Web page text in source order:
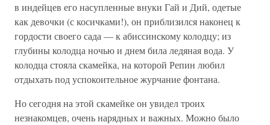
в индейцев его насупленные внуки Гай и Дий, одетые
как девочки (с косичками!), он приблизился наконец к
гордости своего сада — к абиссинскому колодцу; из
глубины колодца ночью и днем била ледяная вода. У
колодца стояла скамейка, на которой Репин любил
отдыхать под успокоительное журчание фонтана.
Но сегодня на этой скамейке он увидел троих
незнакомцев, очень нарядных и важных. Можно было